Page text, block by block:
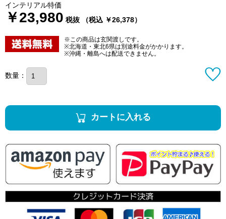
インテリアル特価
￥23,980 税抜 （税込 ￥26,378）
※この商品は玄関渡しです。
※北海道・東北6県は別途料金がかかります。
※沖縄・離島へは配送できません。
数量：
カートに入れる